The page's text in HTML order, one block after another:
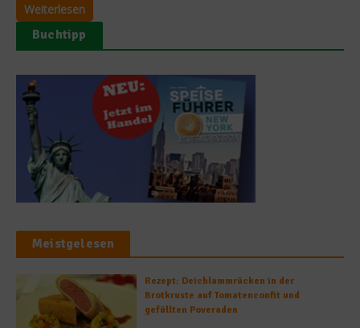
Weiterlesen
Buchtipp
Meistgelesen
Rezept: Deichlammrücken in der
Brotkruste auf Tomatenconfit und
gefüllten Poveraden